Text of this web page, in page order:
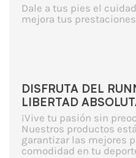
Dale a tus pies el
mejora tus
DISFRUTA DEL
LIBERTAD
¡Vive tu pasión sin
Nuestros productos
garantizar las mejores
comodidad en tu